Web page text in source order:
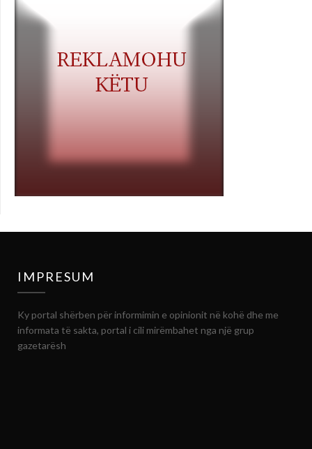
IMPRESUM
Ky portal shërben për informimin e opinionit në kohë dhe me
informata të sakta, portal i cili mirëmbahet nga një grup
gazetarësh